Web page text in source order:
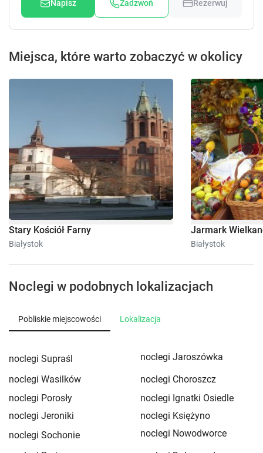
Napisz Zadzwoń Rezerwuj
Miejsca, które warto zobaczyć w okolicy
Stary Kościół Farny
Białystok
Jarmark
Białystok
Noclegi w podobnych lokalizacjach
Pobliskie miejscowości Lokalizacja
noclegi Supraśl
noclegi Jaroszówka
noclegi Wasilków
noclegi Choroszcz
noclegi Porosły
noclegi Ignatki Osiedle
noclegi Jeroniki
noclegi Księżyno
noclegi Sochonie
noclegi Nowodworce